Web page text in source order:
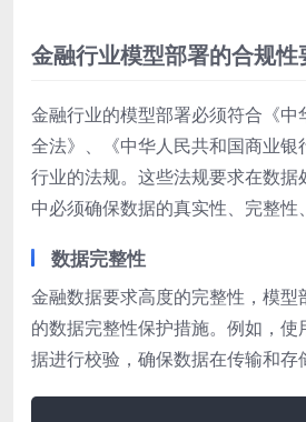
金融行业模型部署的合规性
金融行业的模型部署必须符合《中
全法》、《中华人民共和国商业银
行业的法规。这些法规要求在数据
中必须确保数据的真实性、完整性
数据完整性
金融数据要求高度的完整性，模型
的数据完整性保护措施。例如，使
据进行校验，确保数据在传输和存